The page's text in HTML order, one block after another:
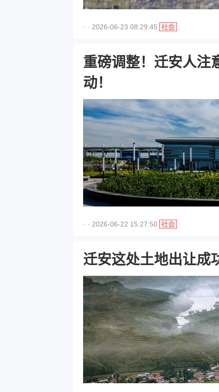
· · 2026-06-23 08:29:45 社会
重磅调整！迁安人注
动！
· · 2026-06-22 15:27:50 社会
迁安这处土地出让